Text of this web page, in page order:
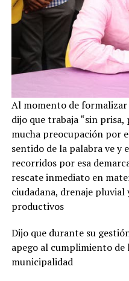
Al momento de
dijo que trabaja “sin prisa,
mucha preocupación por
sentido de la palabra ve y
recorridos por esa
rescate inmediato en
ciudadana, drenaje pluvial
productivos
Dijo que durante su
apego al cumplimiento de
municipalidad